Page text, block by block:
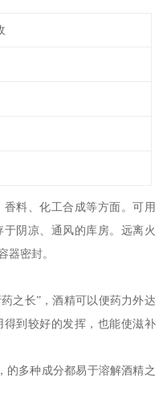
料、化工合成等方面。可用
阴凉、通风的库房。远离火
器密封。
之长”，酒精可以便药力外达
到较好的发挥，也能使滋补
的多种成分都易于溶解酒精之